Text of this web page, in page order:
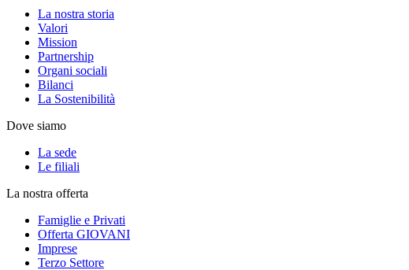
La nostra storia
Valori
Mission
Partnership
Organi sociali
Bilanci
La Sostenibilità
Dove siamo
La sede
Le filiali
La nostra offerta
Famiglie e Privati
Offerta GIOVANI
Imprese
Terzo Settore